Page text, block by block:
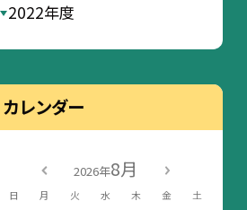
2022年度
カレンダー
2026年8月
日 月 火 水 木 金 土